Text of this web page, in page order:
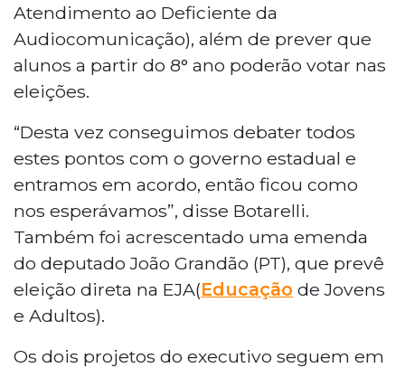
Atendimento ao Deficiente da
Audiocomunicação), além de prever que
alunos a partir do 8° ano poderão votar nas
eleições.
“Desta vez conseguimos debater todos
estes pontos com o governo estadual e
entramos em acordo, então ficou como
nos esperávamos”, disse Botarelli.
Também foi acrescentado uma emenda
do deputado João Grandão (PT), que prevê
eleição direta na EJA(Educação de Jovens
e Adultos).
Os dois projetos do executivo seguem em